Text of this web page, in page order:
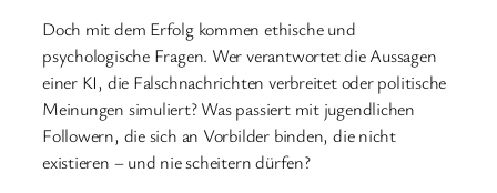
Doch mit dem Erfolg kommen ethische und
psychologische Fragen. Wer verantwortet die Aussagen
einer KI, die Falschnachrichten verbreitet oder politische
Meinungen simuliert? Was passiert mit jugendlichen
Followern, die sich an Vorbilder binden, die nicht
existieren – und nie scheitern dürfen?